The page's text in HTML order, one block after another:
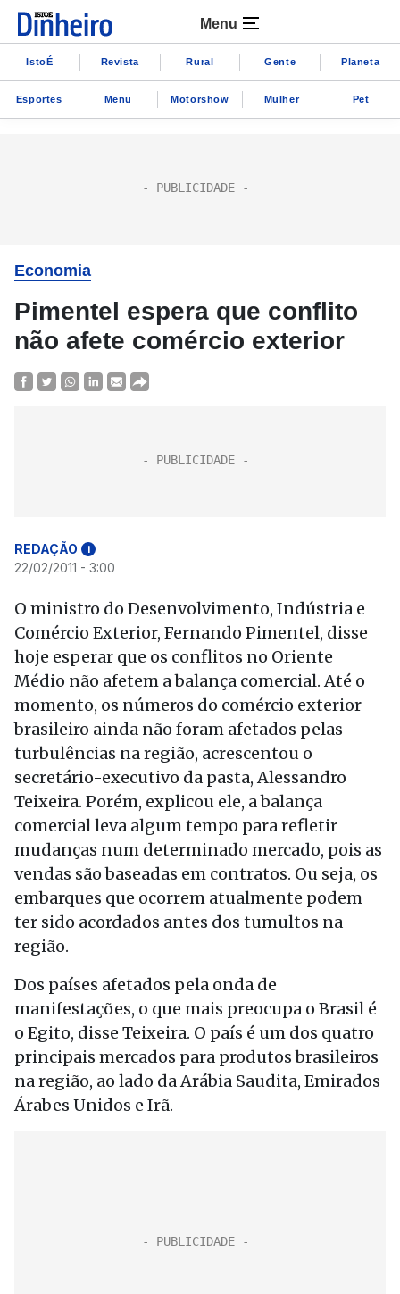
Menu
IstoÉ Revista Rural Gente Planeta
Esportes Menu Motorshow Mulher Pet
Economia
Pimentel espera que conflito
não afete comércio exterior
REDAÇÃO i
22/02/2011 - 3:00
O ministro do Desenvolvimento, Indústria e
Comércio Exterior, Fernando Pimentel, disse
hoje esperar que os conflitos no Oriente
Médio não afetem a balança comercial. Até o
momento, os números do comércio exterior
brasileiro ainda não foram afetados pelas
turbulências na região, acrescentou o
secretário-executivo da pasta, Alessandro
Teixeira. Porém, explicou ele, a balança
comercial leva algum tempo para refletir
mudanças num determinado mercado, pois as
vendas são baseadas em contratos. Ou seja, os
embarques que ocorrem atualmente podem
ter sido acordados antes dos tumultos na
região.
Dos países afetados pela onda de
manifestações, o que mais preocupa o Brasil é
o Egito, disse Teixeira. O país é um dos quatro
principais mercados para produtos brasileiros
na região, ao lado da Arábia Saudita, Emirados
Árabes Unidos e Irã.